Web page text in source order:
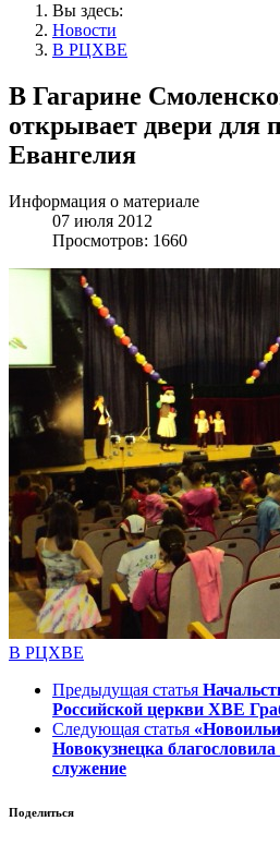
Вы здесь:
Новости
В РЦХВЕ
В Гагарине
открывает двери для
Евангелия
Информация о материале
07 июля 2012
Просмотров: 1660
В РЦХВЕ
Предыдущая статья
Российской церкви ХВЕ
Следующая статья
Новокузнецка
служение
Поделиться